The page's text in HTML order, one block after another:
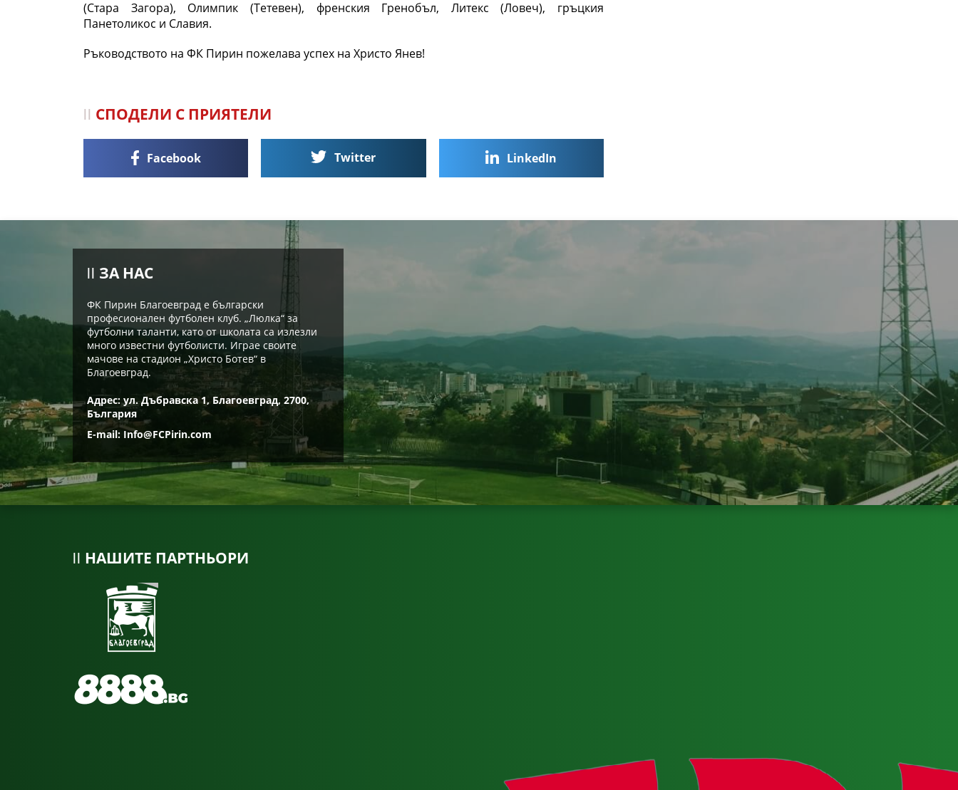
(Стара Загора), Олимпик (Тетевен), френския Гренобъл, Литекс (Ловеч), гръцкия
Панетоликос и Славия.
Ръководството на ФК Пирин пожелава успех на Христо Янев!
СПОДЕЛИ С ПРИЯТЕЛИ
Facebook Twitter LinkedIn
ЗА НАС
ФК Пирин Благоевград е български
професионален футболен клуб. „Люлка“ за
футболни таланти, като от школата са излезли
много известни футболисти. Играе своите
мачове на стадион „Христо Ботев“ в
Благоевград.
Адрес: ул. Дъбравска 1, Благоевград, 2700,
България
E-mail: Info@FCPirin.com
НАШИТЕ ПАРТНЬОРИ